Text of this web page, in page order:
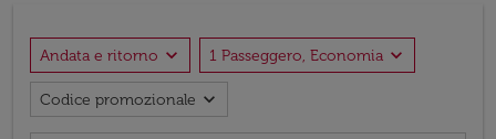
Andata e ritorno expand_more 1 Passeggero, Economia expand_more
Codice promozionale expand_more